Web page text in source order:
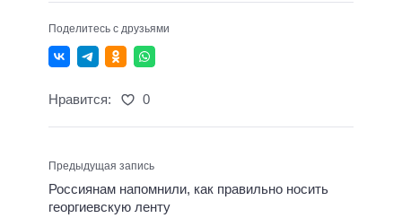
Поделитесь с друзьями
Нравится: 0
Предыдущая запись
Россиянам напомнили, как правильно носить
георгиевскую ленту